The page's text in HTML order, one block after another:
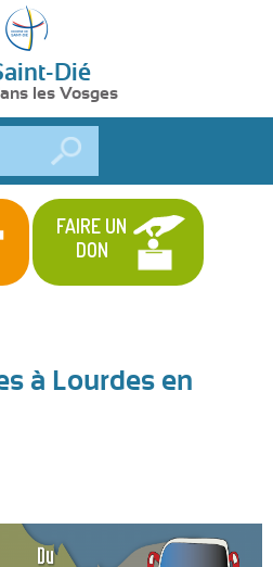
Dié
les Vosges
FAIRE UN
DON
à Lourdes en